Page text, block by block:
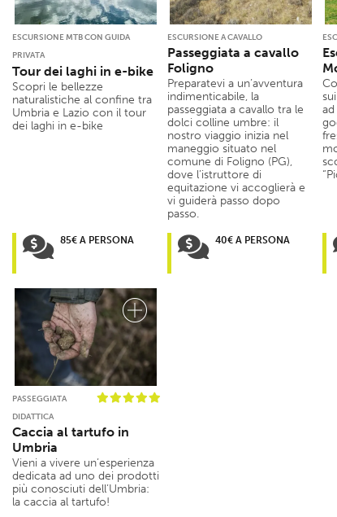
ESCURSIONE MTB CON GUIDA
PRIVATA
Tour dei laghi in e-bike
Scopri le bellezze
naturalistiche al confine tra
Umbria e Lazio con il tour
dei laghi in e-bike
85€ A PERSONA
ESCURSIONE A CAVALLO
Passeggiata a cavallo
Foligno
Preparatevi a un’avventura
indimenticabile, la
passeggiata a cavallo tra le
dolci colline umbre: il
nostro viaggio inizia nel
maneggio situato nel
comune di Foligno (PG),
dove l’istruttore di
equitazione vi accoglierà e
vi guiderà passo dopo
passo.
40€ A PERSONA
PASSEGGIATA
DIDATTICA
Caccia al tartufo in
Umbria
Vieni a vivere un’esperienza
dedicata ad uno dei prodotti
più conosciuti dell’Umbria:
la caccia al tartufo!